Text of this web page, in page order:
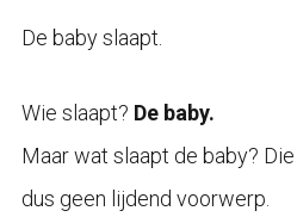
De baby slaapt.
Wie slaapt? De baby.
Maar wat slaapt de baby?
dus geen lijdend voorwerp.